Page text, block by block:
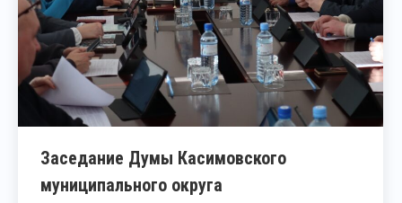
Заседание Думы Касимовского
муниципального округа